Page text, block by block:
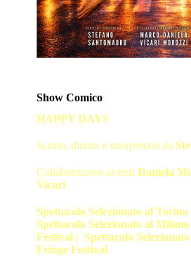
Show Comico
HAPPY DAYS
Scritto, diretto e interpretato da
Collaborazione ai testiDaniela
Vicari
Spettacolo Selezionato al
Spettacolo Selezionato al
Festival | Spettacolo
Fringe Festival